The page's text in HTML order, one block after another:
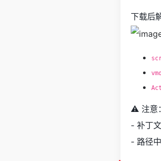
下载后
⚠️ 注意：
- 补丁
- 路径中